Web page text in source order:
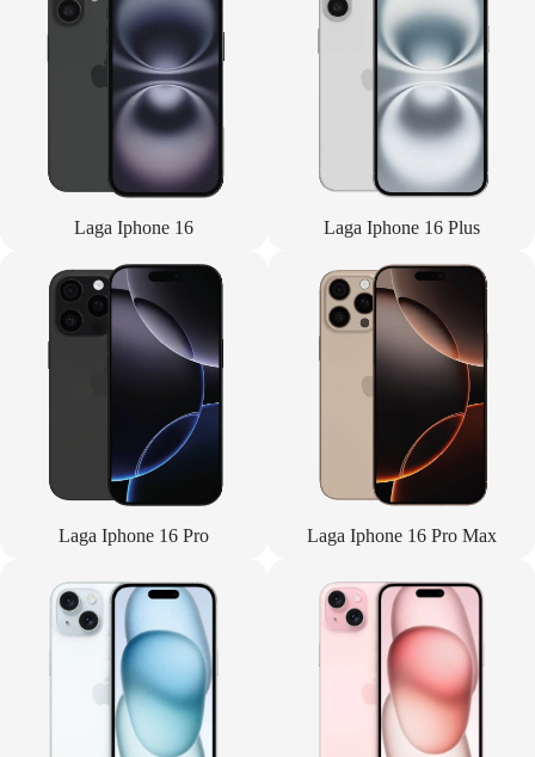
Laga Iphone 16 Laga Iphone 16 Plus
Laga Iphone 16 Pro Laga Iphone 16 Pro Max